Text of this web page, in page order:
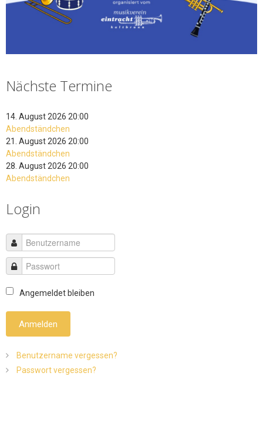
Nächste Termine
14. August 2026 20:00
Abendständchen
21. August 2026 20:00
Abendständchen
28. August 2026 20:00
Abendständchen
Login
Angemeldet bleiben
Anmelden
Benutzername vergessen?
Passwort vergessen?